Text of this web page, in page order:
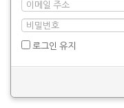
로그인 유지